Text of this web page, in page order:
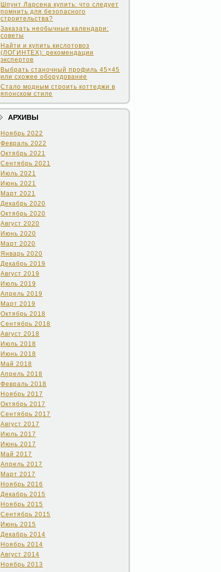
Шпунт Ларсена купить: что следует
помнить для безопасного
строительства?
Заказать необычные календари:
советы
Найти и купить кислотовоз
(ЛОГИНТЕХ): рекомендации
экспертов
Выбрать станочный профиль 45×45
или схожее оборудование
Стало модным строить коттеджи в
японском стиле
АРХИВЫ
Ноябрь 2022
Февраль 2022
Октябрь 2021
Сентябрь 2021
Июль 2021
Июнь 2021
Март 2021
Декабрь 2020
Октябрь 2020
Август 2020
Июнь 2020
Март 2020
Январь 2020
Декабрь 2019
Август 2019
Июль 2019
Апрель 2019
Март 2019
Октябрь 2018
Сентябрь 2018
Август 2018
Июль 2018
Июнь 2018
Май 2018
Апрель 2018
Февраль 2018
Ноябрь 2017
Октябрь 2017
Сентябрь 2017
Август 2017
Июль 2017
Июнь 2017
Май 2017
Апрель 2017
Март 2017
Ноябрь 2016
Декабрь 2015
Ноябрь 2015
Сентябрь 2015
Июнь 2015
Декабрь 2014
Ноябрь 2014
Август 2014
Ноябрь 2013